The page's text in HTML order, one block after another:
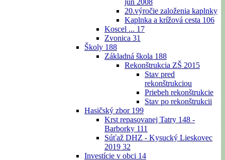
jún 2008
20.výročie založenia kaplnky
Kaplnka a krížová cesta 106
Koscel ... 17
Zvonica 31
Školy 188
Základná škola 188
Rekonštrukcia ZŠ 2015
Stav pred
rekonštrukciou
Priebeh rekonštrukcie
Stav po rekonštrukcii
Hasičský zbor 199
Krst repasovanej Tatry 148 -
Barborky 111
Súťaž DHZ - Kysucký Lieskovec
2019 32
Investície v obci 14